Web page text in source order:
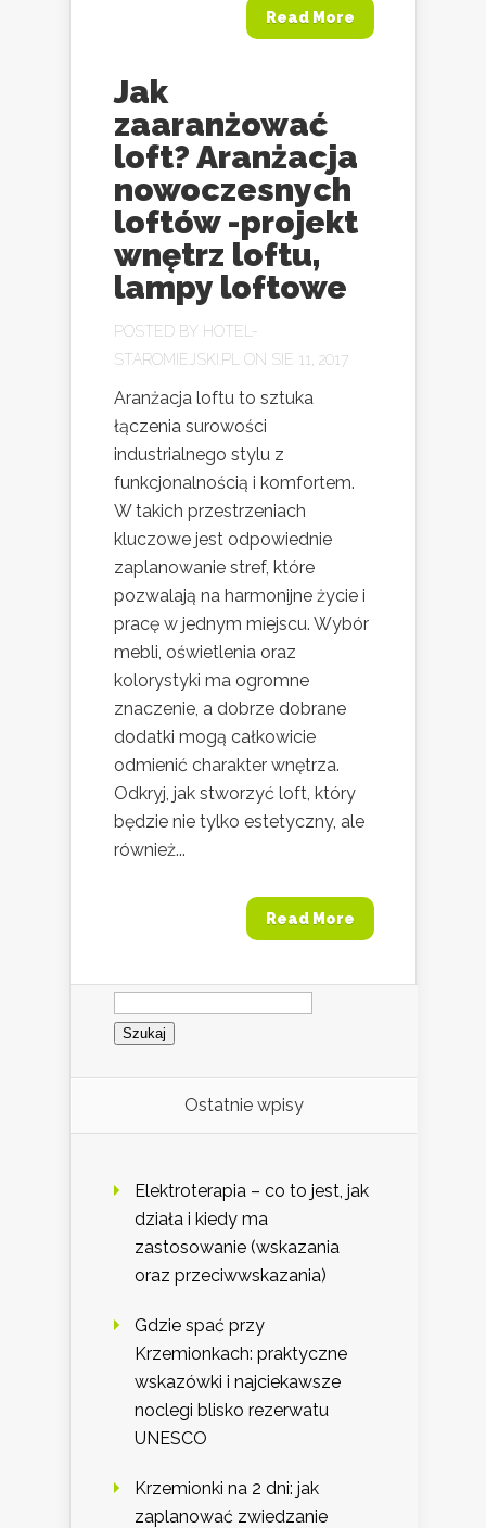
Read More
Jak
zaaranżować
loft? Aranżacja
nowoczesnych
loftów -projekt
wnętrz loftu,
lampy loftowe
POSTED BY HOTEL-
STAROMIEJSKI.PL
ON SIE 11, 2017
Aranżacja loftu to sztuka
łączenia surowości
industrialnego stylu z
funkcjonalnością i komfortem.
W takich przestrzeniach
kluczowe jest odpowiednie
zaplanowanie stref, które
pozwalają na harmonijne życie i
pracę w jednym miejscu. Wybór
mebli, oświetlenia oraz
kolorystyki ma ogromne
znaczenie, a dobrze dobrane
dodatki mogą całkowicie
odmienić charakter wnętrza.
Odkryj, jak stworzyć loft, który
będzie nie tylko estetyczny, ale
również...
Read More
Szukaj:
Ostatnie wpisy
Elektroterapia – co to jest, jak
działa i kiedy ma
zastosowanie (wskazania
oraz przeciwwskazania)
Gdzie spać przy
Krzemionkach: praktyczne
wskazówki i najciekawsze
noclegi blisko rezerwatu
UNESCO
Krzemionki na 2 dni: jak
zaplanować zwiedzanie